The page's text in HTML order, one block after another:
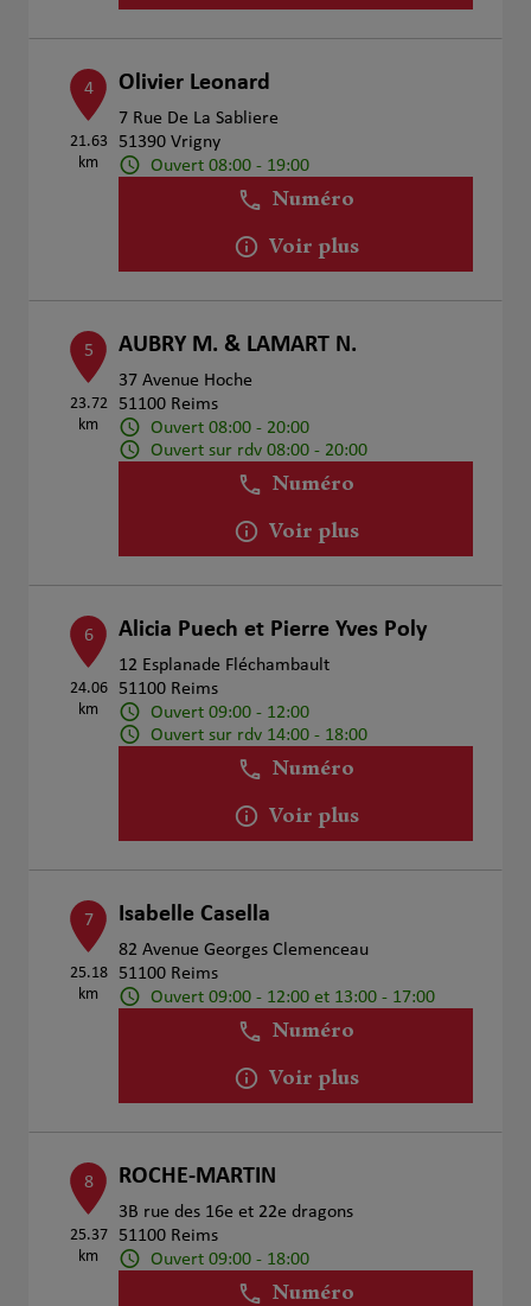
4
21.63
km
Olivier Leonard
7 Rue De La Sabliere
51390 Vrigny
Ouvert 08:00 - 19:00
Numéro
Voir plus
5
23.72
km
AUBRY M. & LAMART N.
37 Avenue Hoche
51100 Reims
Ouvert 08:00 - 20:00
Ouvert sur rdv 08:00 - 20:00
Numéro
Voir plus
6
24.06
km
Alicia Puech et Pierre Yves Poly
12 Esplanade Fléchambault
51100 Reims
Ouvert 09:00 - 12:00
Ouvert sur rdv 14:00 - 18:00
Numéro
Voir plus
7
25.18
km
Isabelle Casella
82 Avenue Georges Clemenceau
51100 Reims
Ouvert 09:00 - 12:00 et 13:00 - 17:00
Numéro
Voir plus
8
25.37
km
ROCHE-MARTIN
3B rue des 16e et 22e dragons
51100 Reims
Ouvert 09:00 - 18:00
Numéro